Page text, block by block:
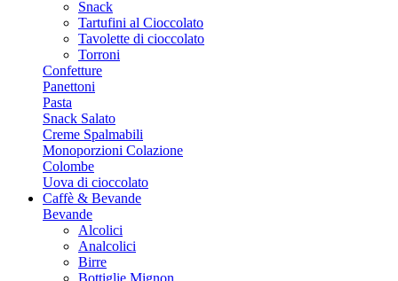
Snack
Tartufini al Cioccolato
Tavolette di cioccolato
Torroni
Confetture
Panettoni
Pasta
Snack Salato
Creme Spalmabili
Monoporzioni Colazione
Colombe
Uova di cioccolato
Caffè & Bevande
Bevande
Alcolici
Analcolici
Birre
Bottiglie Mignon